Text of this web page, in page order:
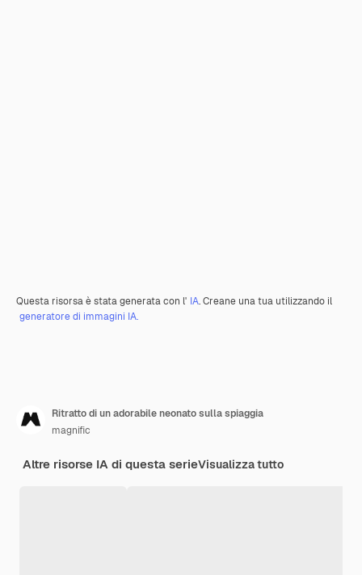
Questa risorsa è stata generata con l' IA. Creane una tua utilizzando il
generatore di immagini IA.
Ritratto di un adorabile neonato sulla spiaggia
magnific
Altre risorse IA di questa serieVisualizza tutto